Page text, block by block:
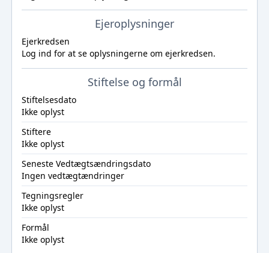
Ejeroplysninger
Ejerkredsen
Log ind for at se oplysningerne om ejerkredsen.
Stiftelse og formål
Stiftelsesdato
Ikke oplyst
Stiftere
Ikke oplyst
Seneste Vedtægtsændringsdato
Ingen vedtægtændringer
Tegningsregler
Ikke oplyst
Formål
Ikke oplyst